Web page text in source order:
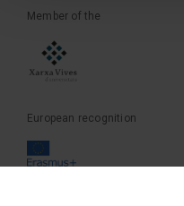
Member of the
European recognition